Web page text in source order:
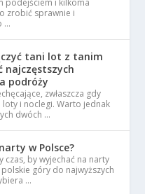
podejściem i kilkoma
zrobić sprawnie i
…
tani lot z tanim
najczęstszych
podróży
zwłaszcza gdy
i noclegi. Warto jednak
dwóch …
w Polsce?
czas, by wyjechać na narty
góry do najwyższych
…